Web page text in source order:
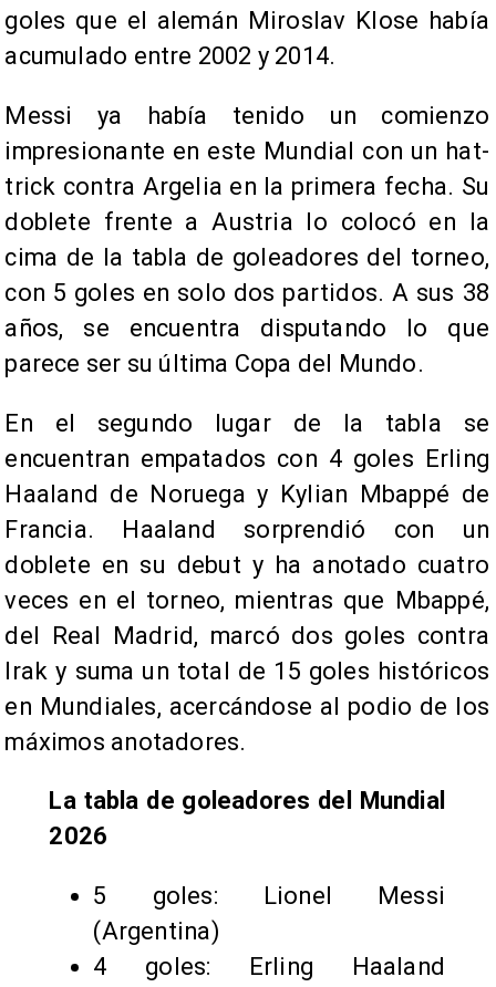
goles que el alemán Miroslav Klose había
acumulado entre 2002 y 2014.
Messi ya había tenido un comienzo
impresionante en este Mundial con un hat-
trick contra Argelia en la primera fecha. Su
doblete frente a Austria lo colocó en la
cima de la tabla de goleadores del torneo,
con 5 goles en solo dos partidos. A sus 38
años, se encuentra disputando lo que
parece ser su última Copa del Mundo.
En el segundo lugar de la tabla se
encuentran empatados con 4 goles Erling
Haaland de Noruega y Kylian Mbappé de
Francia. Haaland sorprendió con un
doblete en su debut y ha anotado cuatro
veces en el torneo, mientras que Mbappé,
del Real Madrid, marcó dos goles contra
Irak y suma un total de 15 goles históricos
en Mundiales, acercándose al podio de los
máximos anotadores.
La tabla de goleadores del Mundial
2026
5 goles: Lionel Messi
(Argentina)
4 goles: Erling Haaland